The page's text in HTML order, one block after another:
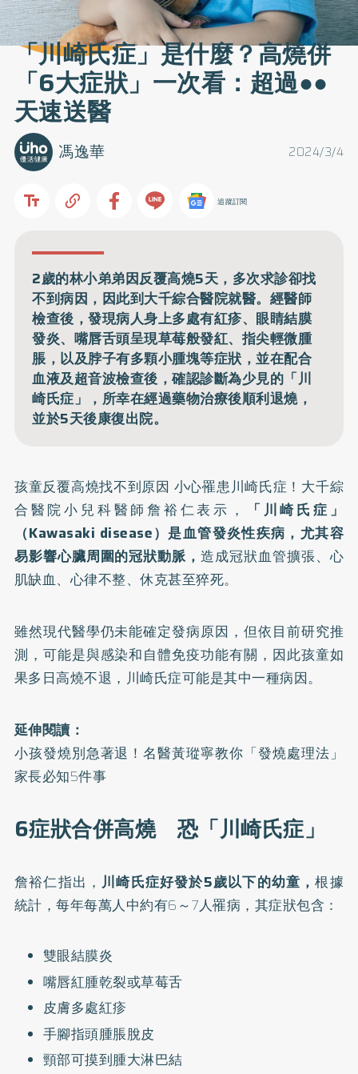
「川崎氏症」是什麼？高燒併
「6大症狀」一次看：超過●●
天速送醫
2024/3/4
馮逸華
追蹤訂閱
2歲的林小弟弟因反覆高燒5天，多次求診卻找
不到病因，因此到大千綜合醫院就醫。經醫師
檢查後，發現病人身上多處有紅疹、眼睛結膜
發炎、嘴唇舌頭呈現草莓般發紅、指尖輕微腫
脹，以及脖子有多顆小腫塊等症狀，並在配合
血液及超音波檢查後，確認診斷為少見的「川
崎氏症」，所幸在經過藥物治療後順利退燒，
並於5天後康復出院。
孩童反覆高燒找不到原因 小心罹患川崎氏症！大千綜
合醫院小兒科醫師詹裕仁表示，
「川崎氏症」
（Kawasaki disease）是血管發炎性疾病，尤其容
易影響心臟周圍的冠狀動脈，造成冠狀血管擴張、心
肌缺血、心律不整、休克甚至猝死。
雖然現代醫學仍未能確定發病原因，但依目前研究推
測，可能是與感染和自體免疫功能有關，因此孩童如
果多日高燒不退，川崎氏症可能是其中一種病因。
延伸閱讀：
小孩發燒別急著退！名醫黃瑽寧教你「發燒處理法」
家長必知5件事
6症狀合併高燒 恐「川崎氏症」
詹裕仁指出，川崎氏症好發於5歲以下的幼童，根據
統計，每年每萬人中約有6～7人罹病，其症狀包含：
雙眼結膜炎
嘴唇紅腫乾裂或草莓舌
皮膚多處紅疹
手腳指頭腫脹脫皮
頸部可摸到腫大淋巴結